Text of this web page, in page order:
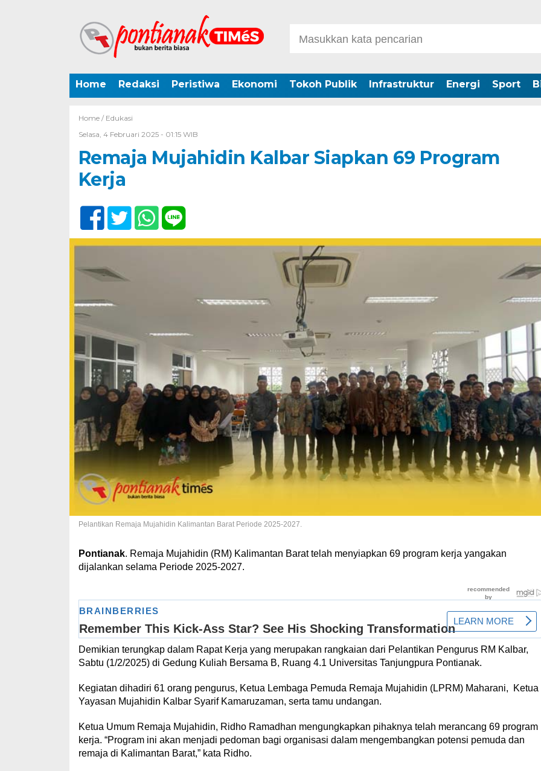
Home Redaksi Peristiwa Ekonomi Tokoh Publik Infrastruktur Energi Sport
Home / Edukasi
Selasa, 4 Februari 2025 - 01:15 WIB
Remaja Mujahidin Kalbar Siapkan 69 Program
Kerja
Pelantikan Remaja Mujahidin Kalimantan Barat Periode 2025-2027.
Pontianak. Remaja Mujahidin (RM) Kalimantan Barat telah menyiapkan 69 program kerja yangakan
dijalankan selama Periode 2025-2027.
Demikian terungkap dalam Rapat Kerja yang merupakan rangkaian dari Pelantikan Pengurus RM Kalbar,
Sabtu (1/2/2025) di Gedung Kuliah Bersama B, Ruang 4.1 Universitas Tanjungpura Pontianak.
Kegiatan dihadiri 61 orang pengurus, Ketua Lembaga Pemuda Remaja Mujahidin (LPRM) Maharani, Ketua
Yayasan Mujahidin Kalbar Syarif Kamaruzaman, serta tamu undangan.
Ketua Umum Remaja Mujahidin, Ridho Ramadhan mengungkapkan pihaknya telah merancang 69 program
kerja. “Program ini akan menjadi pedoman bagi organisasi dalam mengembangkan potensi pemuda dan
remaja di Kalimantan Barat,” kata Ridho.